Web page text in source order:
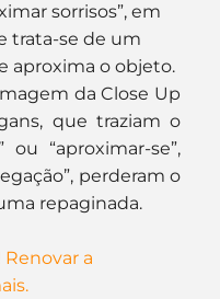
sorrisos”, em
trata-se de um
aproxima o objeto.
da Close Up
que traziam o
“aproximar-se”,
perderam o
repaginada.
a